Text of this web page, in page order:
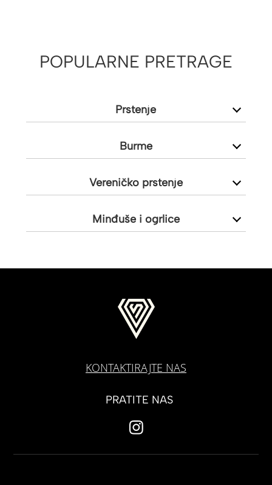
POPULARNE PRETRAGE
Prstenje
Burme
Vereničko prstenje
Minđuše i ogrlice
KONTAKTIRAJTE NAS
PRATITE NAS